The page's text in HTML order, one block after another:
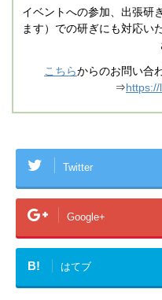
イベントへの参加、出張研
ます）での研ぎにも対応い
こちらからのお問い合
⇒
Twitter
Google+
B! はてブ